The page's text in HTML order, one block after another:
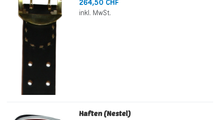
264,50 CHF
inkl. MwSt.
Haften (Nestel)